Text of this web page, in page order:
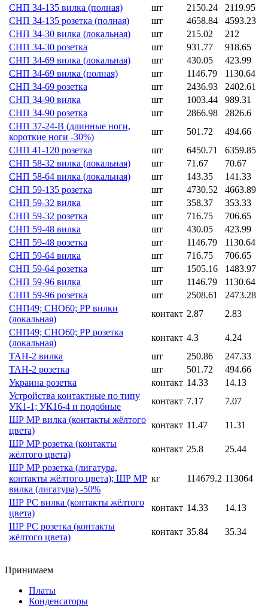
СНП 34-135 вилка (полная)
шт 2150.24
2119.95
СНП 34-135 розетка (полная)
шт 4658.84
4593.23
СНП 34-30 вилка (локальная)
шт 215.02
212
СНП 34-30 розетка
шт 931.77
918.65
СНП 34-69 вилка (локальная)
шт 430.05
423.99
СНП 34-69 вилка (полная)
шт 1146.79
1130.64
СНП 34-69 розетка
шт 2436.93
2402.61
СНП 34-90 вилка
шт 1003.44
989.31
СНП 34-90 розетка
шт 2866.98
2826.6
СНП 37-24-В (длинные ноги,
короткие ноги -30%)
шт 501.72
494.66
СНП 41-120 розетка
шт 6450.71
6359.85
СНП 58-32 вилка (локальная)
шт 71.67
70.67
СНП 58-64 вилка (локальная)
шт 143.35
141.33
СНП 59-135 розетка
шт 4730.52
4663.89
СНП 59-32 вилка
шт 358.37
353.33
СНП 59-32 розетка
шт 716.75
706.65
СНП 59-48 вилка
шт 430.05
423.99
СНП 59-48 розетка
шт 1146.79
1130.64
СНП 59-64 вилка
шт 716.75
706.65
СНП 59-64 розетка
шт 1505.16
1483.97
СНП 59-96 вилка
шт 1146.79
1130.64
СНП 59-96 розетка
шт 2508.61
2473.28
СНП49; СНО60; РР вилки
(локальная)
контакт 2.87
2.83
СНП49; СНО60; РР розетка
(локальная)
контакт 4.3
4.24
ТАН-2 вилка
шт 250.86
247.33
ТАН-2 розетка
шт 501.72
494.66
Украина розетка
контакт 14.33
14.13
Устройства контактные по типу
УК1-1; УК16-4 и подобные
контакт 7.17
7.07
ШР МР вилка (контакты жёлтого
цвета)
контакт 11.47
11.31
ШР МР розетка (контакты
жёлтого цвета)
контакт 25.8
25.44
ШР МР розетка (лигатура,
контакты жёлтого цвета); ШР МР
вилка (лигатура) -50%
кг 114679.2 113064
ШР РС вилка (контакты жёлтого
цвета)
контакт 14.33
14.13
ШР РС розетка (контакты
жёлтого цвета)
контакт 35.84 35.34
Принимаем
Платы
Конденсаторы